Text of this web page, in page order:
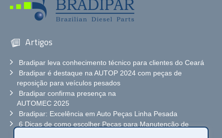
Artigos
Bradipar leva conhecimento técnico para clientes do Ceará
Bradipar é destaque na AUTOP 2024 com peças de
reposição para veículos pesados
Bradipar confirma presença na
AUTOMEC 2025
Bradipar: Excelência em Auto Peças Linha Pesada
6 Dicas de como escolher Peças para Manutenção de